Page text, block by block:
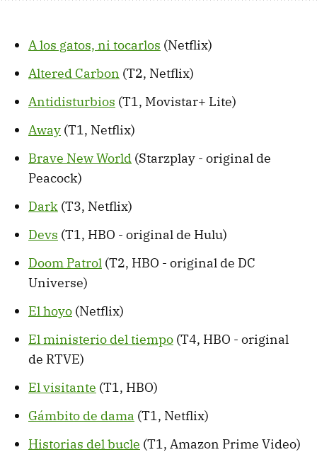
A los gatos, ni tocarlos (Netflix)
Altered Carbon (T2, Netflix)
Antidisturbios (T1, Movistar+ Lite)
Away (T1, Netflix)
Brave New World (Starzplay - original de
Peacock)
Dark (T3, Netflix)
Devs (T1, HBO - original de Hulu)
Doom Patrol (T2, HBO - original de DC
Universe)
El hoyo (Netflix)
El ministerio del tiempo (T4, HBO - original
de RTVE)
El visitante (T1, HBO)
Gámbito de dama (T1, Netflix)
Historias del bucle (T1, Amazon Prime Video)